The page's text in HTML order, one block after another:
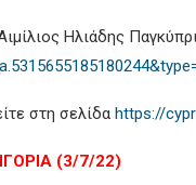
Ηλιάδης
στη σελίδα https://
(3/7/22)